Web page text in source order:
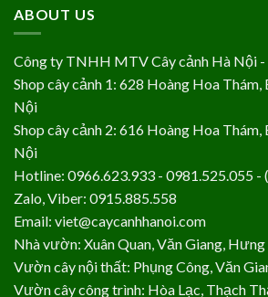
ABOUT US
Công ty TNHH MTV Cây cảnh Hà Nội
Shop cây cảnh 1: 628 Hoàng Hoa
Nội
Shop cây cảnh 2: 616 Hoàng Hoa
Nội
Hotline: 0966.623.933 - 0981.525.055 -
Zalo, Viber: 0915.885.558
Email: viet@caycanhhanoi.com
Nhà vườn: Xuân Quan, Văn Giang, Hưng
Vườn cây nội thất: Phụng Công, Văn
Vườn cây công trình: Hòa Lạc, Thạch